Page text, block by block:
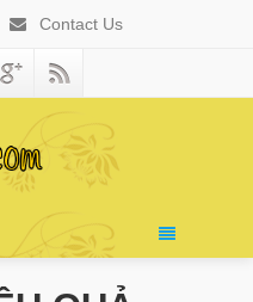
Contact Us